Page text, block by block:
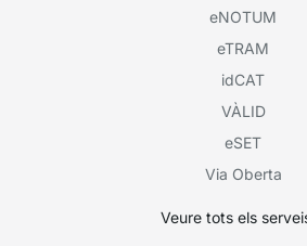
eNOTUM
eTRAM
idCAT
VÀLID
eSET
Via Oberta
Veure tots els